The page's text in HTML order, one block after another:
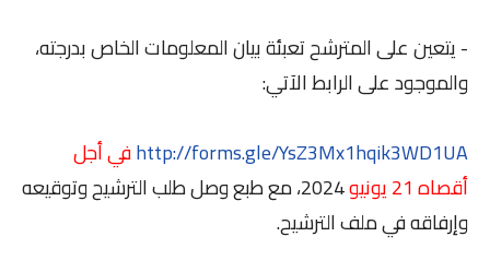
- يتعين على المترشح تعبئة بيان المعلومات الخاص بدرجته،
والموجود على الرابط الآتي:
http://forms.gle/YsZ3Mx1hqik3WD1UAفي أجل
أقصاه 21 يونيو
2024، مع طبع وصل طلب الترشيح وتوقيعه
وإرفاقه في ملف الترشيح.